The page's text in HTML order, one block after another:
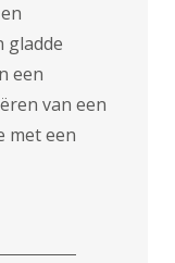
gladde
een
van een
met een